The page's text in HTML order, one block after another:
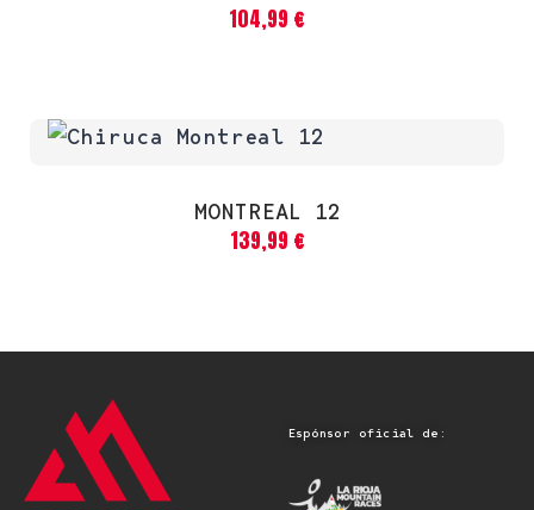
104,99 €
MONTREAL 12
139,99 €
Espónsor oficial de: